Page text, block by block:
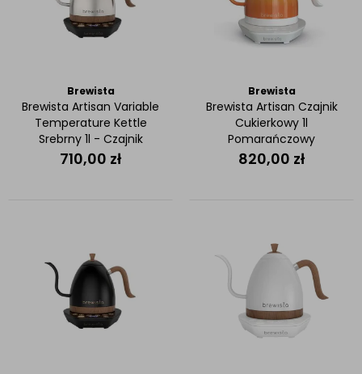
Brewista
Brewista Artisan Variable
Temperature Kettle
Srebrny 1l - Czajnik
elektryczny
710,00 zł
Brewista
Brewista Artisan Czajnik
Cukierkowy 1l
Pomarańczowy
820,00 zł